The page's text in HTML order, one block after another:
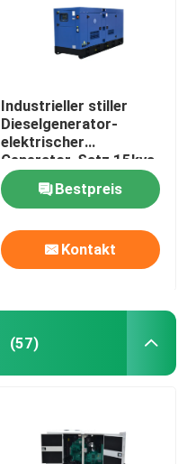
Industrieller stiller
Dieselgenerator-
elektrischer
Generator-Satz 15kva
250kva Fawde
Bestpreis
Kontakt
(57)